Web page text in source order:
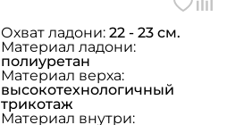
Охват ладони: 22 - 23 см.
Материал ладони:
полиуретан
Материал верха:
высокотехнологичный
трикотаж
Материал внутри: